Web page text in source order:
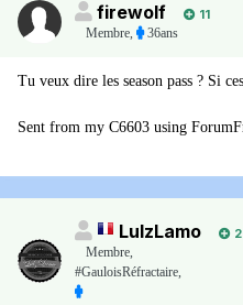
firewolf
11
Membre, 36ans
Tu veux dire les season pass ? Si
Sent from my C6603 using
LulzLamo
Membre,
#GauloisRéfractaire,